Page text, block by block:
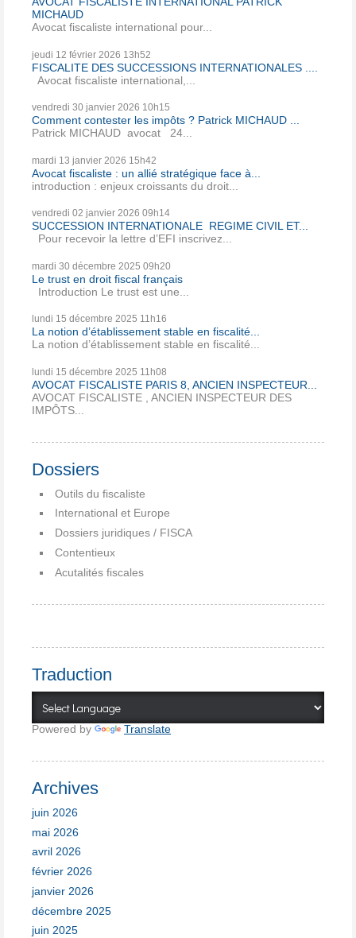
MICHAUD
Avocat fiscaliste international pour...
jeudi 12 février 2026 13h52
FISCALITE DES SUCCESSIONS INTERNATIONALES ....
Avocat fiscaliste international,...
vendredi 30 janvier 2026 10h15
Comment contester les impôts ? Patrick MICHAUD ...
Patrick MICHAUD avocat 24...
mardi 13 janvier 2026 15h42
Avocat fiscaliste : un allié stratégique face à...
introduction : enjeux croissants du droit...
vendredi 02 janvier 2026 09h14
SUCCESSION INTERNATIONALE REGIME CIVIL ET...
Pour recevoir la lettre d’EFI inscrivez...
mardi 30 décembre 2025 09h20
Le trust en droit fiscal français
Introduction Le trust est une...
lundi 15 décembre 2025 11h16
La notion d’établissement stable en fiscalité...
La notion d’établissement stable en fiscalité...
lundi 15 décembre 2025 11h08
AVOCAT FISCALISTE PARIS 8, ANCIEN INSPECTEUR...
AVOCAT FISCALISTE , ANCIEN INSPECTEUR DES
IMPÔTS...
Dossiers
Outils du fiscaliste
International et Europe
Dossiers juridiques / FISCA
Contentieux
Acutalités fiscales
Traduction
Powered by Translate
Archives
juin 2026
mai 2026
avril 2026
février 2026
janvier 2026
décembre 2025
juin 2025